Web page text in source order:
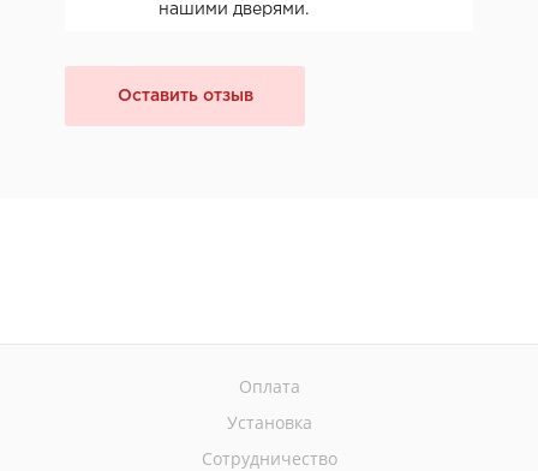
нашими дверями.
Оставить отзыв
Оплата
Установка
Сотрудничество